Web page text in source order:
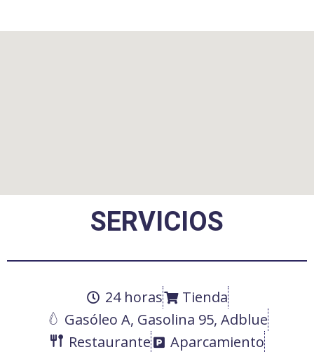
SERVICIOS
24 horas
Tienda
Gasóleo A, Gasolina 95, Adblue
Restaurante
Aparcamiento